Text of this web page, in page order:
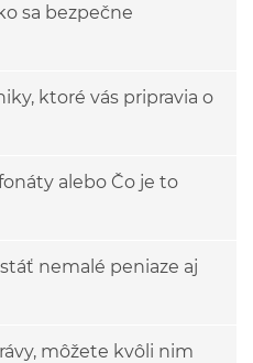
sa bezpečne
ktoré vás pripravia o
alebo Čo je to
nemalé peniaze aj
môžete kvôli nim